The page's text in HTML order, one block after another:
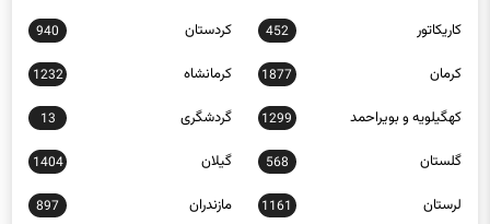
کاریکاتور 452 کردستان 940
کرمان 1877 کرمانشاه 1232
کهگیلویه و بویراحمد 1299 گردشگری 13
گلستان 568 گیلان 1404
لرستان 1161 مازندران 897